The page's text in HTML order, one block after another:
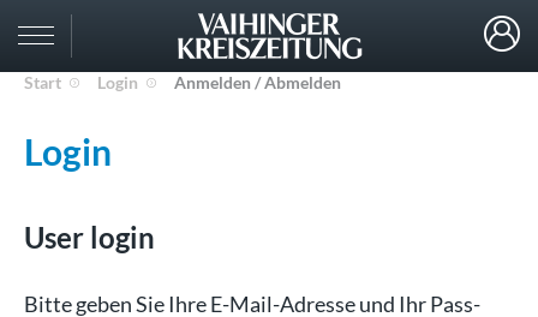
Start Login Anmelden / Abmelden
Login
User login
Bit­te ge­ben Sie Ih­re E-Mail-Adresse und Ihr Pass­